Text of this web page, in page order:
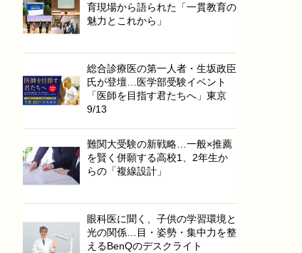
育現場から語られた「一貫教育の
魅力とこれから」
総合診療医の第一人者・生坂政臣
氏が登壇…医学部受験イベント
「医師を目指す君たちへ」東京
9/13
難関大受験の新戦略…一般×推薦
を賢く併願する高校1、2年生か
らの「複線設計」
眼科医に聞く、子供の学習環境と
光の関係…目・姿勢・集中力を整
えるBenQのデスクライト